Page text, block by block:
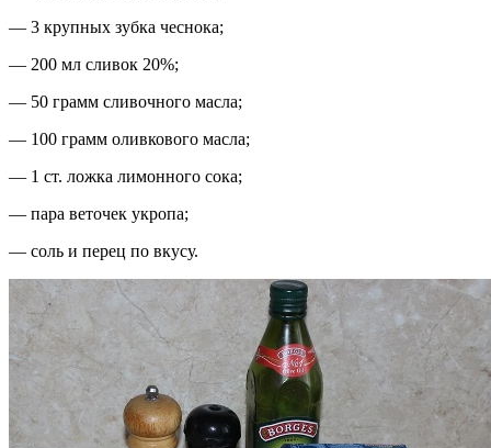
— 3 крупных зубка чеснока;
— 200 мл сливок 20%;
— 50 грамм сливочного масла;
— 100 грамм оливкового масла;
— 1 ст. ложка лимонного сока;
— пара веточек укропа;
— соль и перец по вкусу.